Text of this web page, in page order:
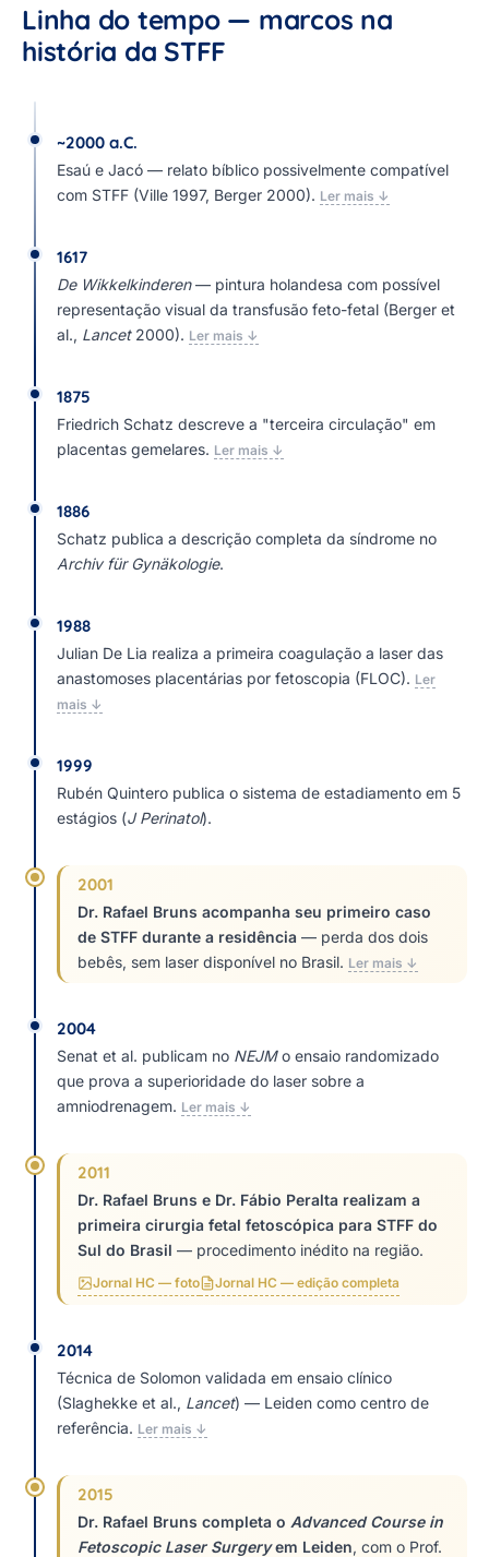
Linha do tempo — marcos na
história da STFF
~2000 a.C.
Esaú e Jacó — relato bíblico possivelmente compatível
com STFF (Ville 1997, Berger 2000). Ler mais ↓
1617
De Wikkelkinderen— pintura holandesa com possível
representação visual da transfusão feto-fetal (Berger et
al., Lancet2000). Ler mais ↓
1875
Friedrich Schatz descreve a "terceira circulação" em
placentas gemelares. Ler mais ↓
1886
Schatz publica a descrição completa da síndrome no
Archiv für Gynäkologie.
1988
Julian De Lia realiza a primeira coagulação a laser das
anastomoses placentárias por fetoscopia (FLOC). Ler
mais ↓
1999
Rubén Quintero publica o sistema de estadiamento em 5
estágios (J Perinatol).
2001
Dr. Rafael Bruns acompanha seu primeiro caso
de STFF durante a residência — perda dos dois
bebês, sem laser disponível no Brasil. Ler mais ↓
2004
Senat et al. publicam no NEJMo ensaio randomizado
que prova a superioridade do laser sobre a
amniodrenagem. Ler mais ↓
2011
Dr. Rafael Bruns e Dr. Fábio Peralta realizam a
primeira cirurgia fetal fetoscópica para STFF do
Sul do Brasil — procedimento inédito na região.
Jornal HC — foto Jornal HC — edição completa
2014
Técnica de Solomon validada em ensaio clínico
(Slaghekke et al., Lancet) — Leiden como centro de
referência. Ler mais ↓
2015
Dr. Rafael Bruns completa o Advanced Course in
Fetoscopic Laser Surgeryem Leiden, com o Prof.